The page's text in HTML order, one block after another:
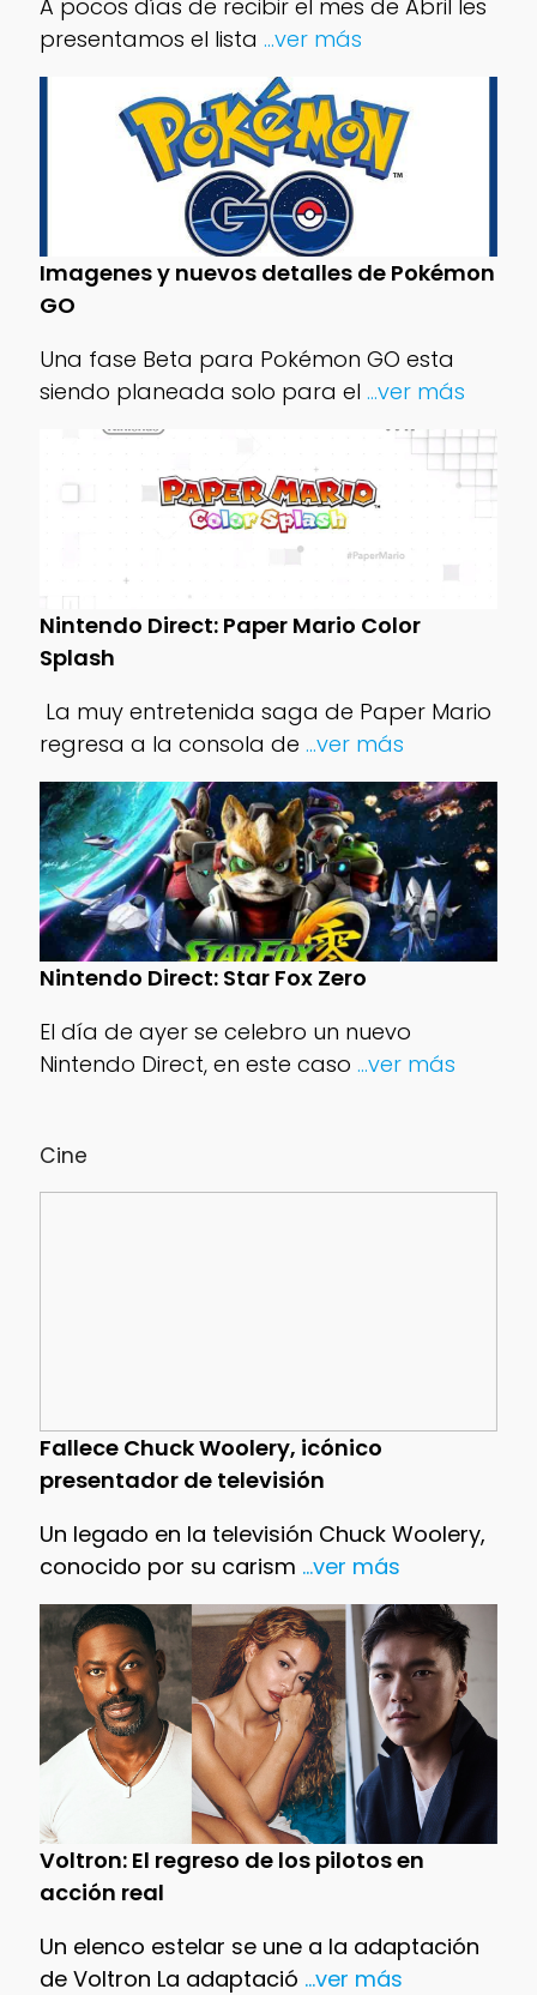
Cine
Fallece Chuck Woolery, icónico
presentador de televisión
Un legado en la televisión Chuck Woolery,
conocido por su carism ...ver más
Voltron: El regreso de los pilotos en
acción real
Un elenco estelar se une a la adaptación
de Voltron La adaptació ...ver más
A pocos días de recibir el mes de Abril les
presentamos el lista ...ver más
Imagenes y nuevos detalles de Pokémon
GO
Una fase Beta para Pokémon GO esta
siendo planeada solo para el ...ver más
Nintendo Direct: Paper Mario Color
Splash
regresa a la consola de ...ver más
Nintendo Direct: Star Fox Zero
El día de ayer se celebro un nuevo
Nintendo Direct, en este caso ...ver más